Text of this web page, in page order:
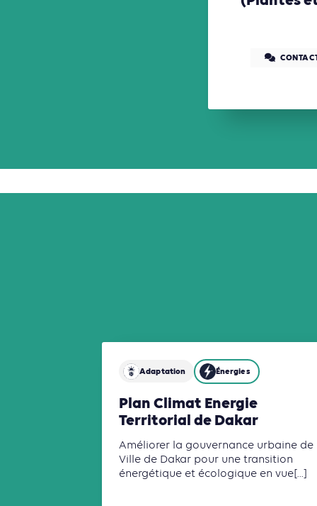
Adaptation Énergies
Plan Climat Energie
Territorial de Dakar
Améliorer la gouvernance urbaine de
Ville de Dakar pour une transition
énergétique et écologique en vue[...]